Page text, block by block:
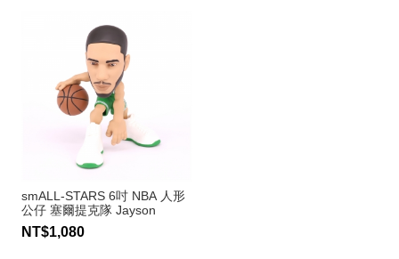
smALL-STARS 6吋 NBA 人形
公仔 塞爾提克隊 Jayson
Tatum
NT$1,080